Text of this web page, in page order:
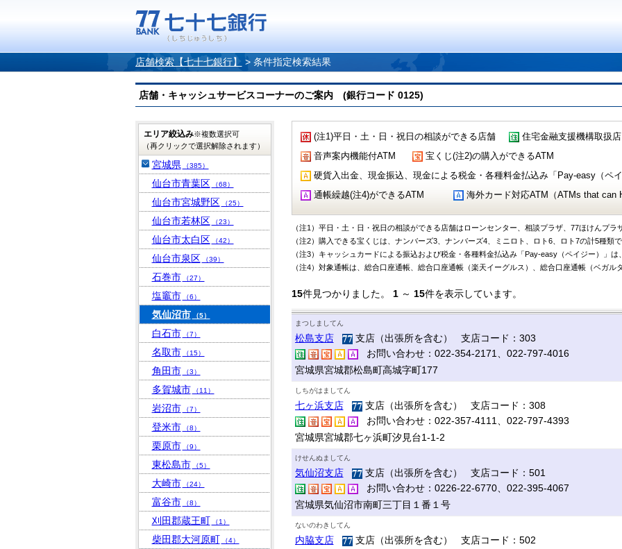
店舗検索【七十七銀行】 > 条件指定検索結果
店舗・キャッシュサービスコーナーのご案内 (銀行コード 0125)
(注1)平日・土・日・祝日の相談ができる店舗 住宅金融支援機構取扱店
音声案内機能付ATM
宝くじ(注2)の購入ができるATM
硬貨入出金、現金振込、現金による税金・各種料金払込み「Pay-easy（ペ
通帳繰越(注4)ができるATM
海外カード対応ATM（ATMs that can
（注1）平日・土・日・祝日の相談ができる店舗はローンセンター、相談プラザ、77ほけんプラ
（注2）購入できる宝くじは、ナンバーズ3、ナンバーズ4、ミニロト、ロト6、ロト7の計5種類で
（注3）キャッシュカードによる振込および税金・各種料金払込み「Pay-easy（ペイジー）」は
（注4）対象通帳は、総合口座通帳、総合口座通帳（楽天イーグルス）、総合口座通帳（ベガル
15件見つかりました。 1～ 15件を表示しています。
まつしましてん
松島支店
支店（出張所を含む） 支店コード：303
お問い合わせ：022-354-2171、022-797-4016
宮城県宮城郡松島町高城字町177
しちがはましてん
七ヶ浜支店
支店（出張所を含む） 支店コード：308
お問い合わせ：022-357-4111、022-797-4393
宮城県宮城郡七ヶ浜町汐見台1-1-2
けせんぬましてん
気仙沼支店
支店（出張所を含む） 支店コード：501
お問い合わせ：0226-22-6770、022-395-4067
宮城県気仙沼市南町三丁目１番１号
ないのわきしてん
内脇支店
支店（出張所を含む） 支店コード：502
エリア絞込み※複数選択可
（再クリックで選択解除されます）
宮城県 （385）
仙台市青葉区 （68）
仙台市宮城野区 （25）
仙台市若林区 （23）
仙台市太白区 （42）
仙台市泉区 （39）
石巻市 （27）
塩竈市 （6）
気仙沼市 （5）
白石市 （7）
名取市 （15）
角田市 （3）
多賀城市 （11）
岩沼市 （7）
登米市 （8）
栗原市 （9）
東松島市 （5）
大崎市 （24）
富谷市 （8）
刈田郡蔵王町 （1）
柴田郡大河原町 （4）